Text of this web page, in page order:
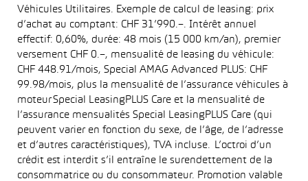
Véhicules Utilitaires. Exemple de calcul de leasing: prix
d’achat au comptant: CHF 31’990.–. Intérêt annuel
effectif: 0,60%, durée: 48 mois (15 000 km/an), premier
versement CHF 0.–, mensualité de leasing du véhicule:
CHF 448.91/mois, Special AMAG Advanced PLUS: CHF
99.98/mois, plus la mensualité de l’assurance véhicules à
moteur Special LeasingPLUS Care et la mensualité de
l’assurance mensualités Special LeasingPLUS Care (qui
peuvent varier en fonction du sexe, de l’âge, de l’adresse
et d’autres caractéristiques), TVA incluse. L’octroi d’un
crédit est interdit s’il entraîne le surendettement de la
consommatrice ou du consommateur. Promotion valable